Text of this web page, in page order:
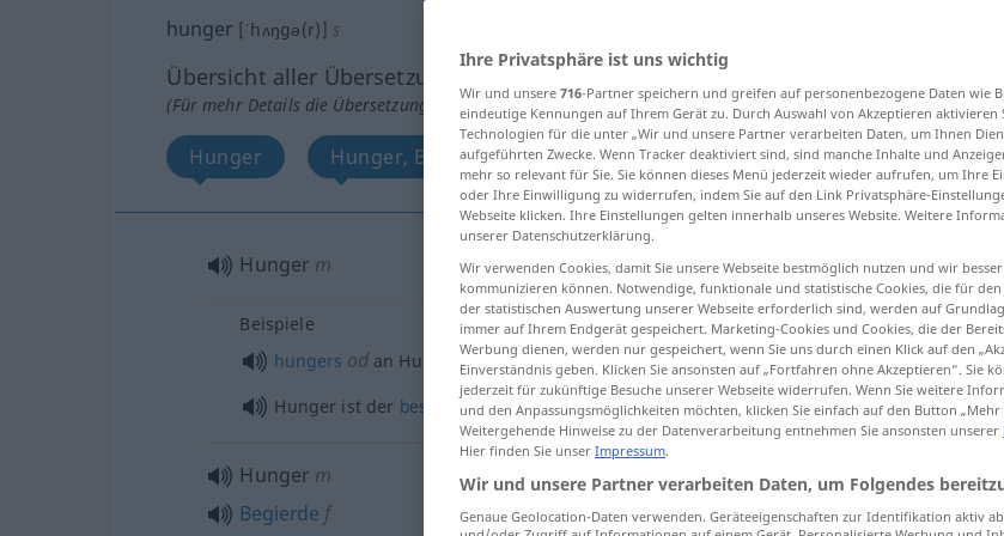
hunger [ˈhʌŋgə(r)] s
Übersicht aller Übersetzungen
(Für mehr Details die Übersetzung anklicken/antippen)
Hunger Hunger, Begierde, heftiges Verlangen, Durst
Hunger m hunger
Beispiele
hungers odan Hungersterben todieof hunger
Hunger ist der beste Koch hunger is thebest sauce
Hunger m
Begierde f
hunger desire, thirst FIG
Ihre Privatsphäre ist uns wichtig
Wir und unsere 716-Partner speichern und greifen auf personenbezogene Daten wie
eindeutige Kennungen auf Ihrem Gerät zu. Durch Auswahl von Akzeptieren aktivieren
Technologien für die unter „Wir und unsere Partner verarbeiten Daten, um Ihnen
aufgeführten Zwecke. Wenn Tracker deaktiviert sind, sind manche Inhalte und
mehr so relevant für Sie. Sie können dieses Menü jederzeit wieder aufrufen, um Ihre
oder Ihre Einwilligung zu widerrufen, indem Sie auf den Link Privatsphäre-
Webseite klicken. Ihre Einstellungen gelten innerhalb unseres Website. Weitere
unserer Datenschutzerklärung.
Wir verwenden Cookies, damit Sie unsere Webseite bestmöglich nutzen und wir
kommunizieren können. Notwendige, funktionale und statistische Cookies, die für
der statistischen Auswertung unserer Webseite erforderlich sind, werden auf
immer auf Ihrem Endgerät gespeichert. Marketing-Cookies und Cookies, die der
Werbung dienen, werden nur gespeichert, wenn Sie uns durch einen Klick auf den
Einverständnis geben. Klicken Sie ansonsten auf „Fortfahren ohne Akzeptieren“. Sie
jederzeit für zukünftige Besuche unserer Webseite widerrufen. Wenn Sie weitere
und den Anpassungsmöglichkeiten möchten, klicken Sie einfach auf den Button
Weitergehende Hinweise zu der Datenverarbeitung entnehmen Sie ansonsten unserer
Hier finden Sie unser Impressum.
Wir und unsere Partner verarbeiten Daten, um Folgendes
Genaue Geolocation-Daten verwenden. Geräteeigenschaften zur Identifikation aktiv